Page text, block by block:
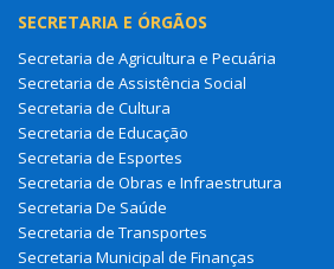
SECRETARIA E ÓRGÃOS
Secretaria de Agricultura e Pecuária
Secretaria de Assistência Social
Secretaria de Cultura
Secretaria de Educação
Secretaria de Esportes
Secretaria de Obras e Infraestrutura
Secretaria De Saúde
Secretaria de Transportes
Secretaria Municipal de Finanças